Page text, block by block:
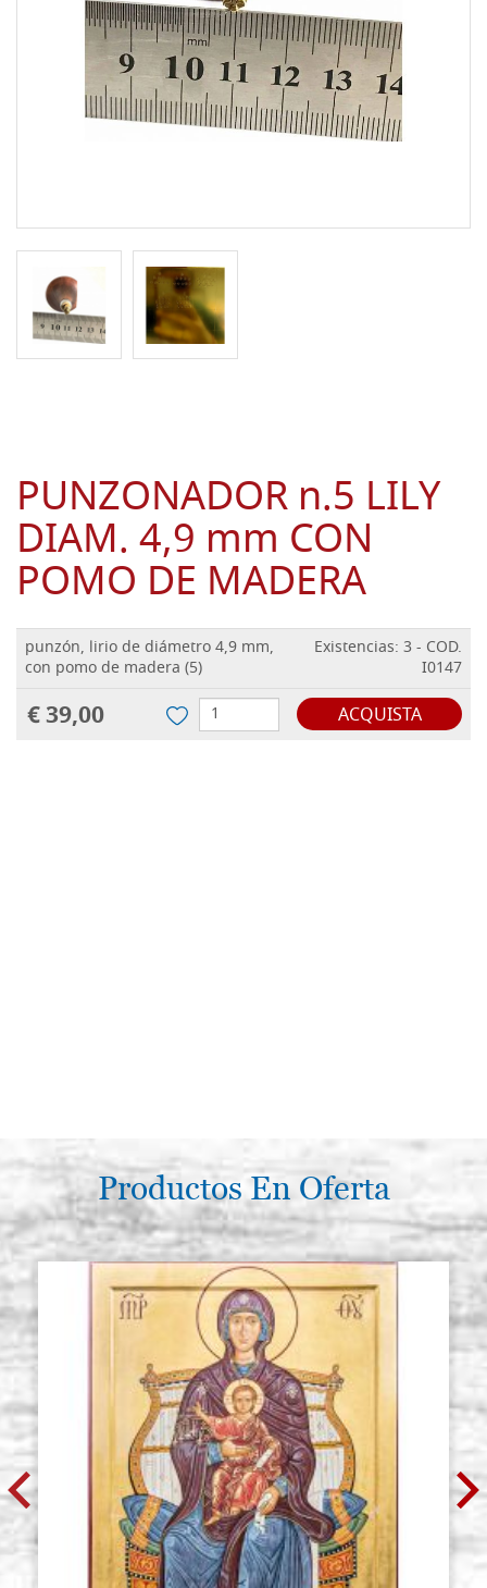
PUNZONADOR n.5 LILY
DIAM. 4,9 mm CON
POMO DE MADERA
punzón, lirio de diámetro 4,9 mm,
con pomo de madera (5)
Existencias: 3 - COD.
I0147
€ 39,00 ACQUISTA
Productos En Oferta